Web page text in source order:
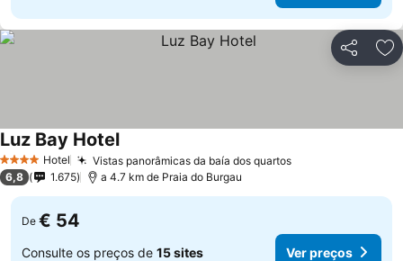
Partilhar
4 EstrelasHotel Vistas panorâmicas da baía dos quartos
Luz Bay Hotel
6,8 1.675 a 4.7 km de Praia do Burgau
De € 54
Consulte os preços de 15 sites Ver preços